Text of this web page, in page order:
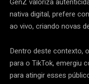
nativa digital, prefere
ao vivo, criando novas
Dentro deste contexto,
para o TikTok, emergiu
para atingir esses